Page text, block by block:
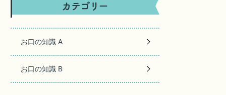
お口の知識 A
お口の知識 B